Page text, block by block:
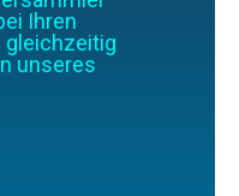
Ihren
gleichzeitig
unseres